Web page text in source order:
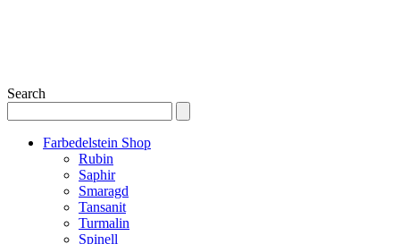
Search
Farbedelstein Shop
Rubin
Saphir
Smaragd
Tansanit
Turmalin
Spinell